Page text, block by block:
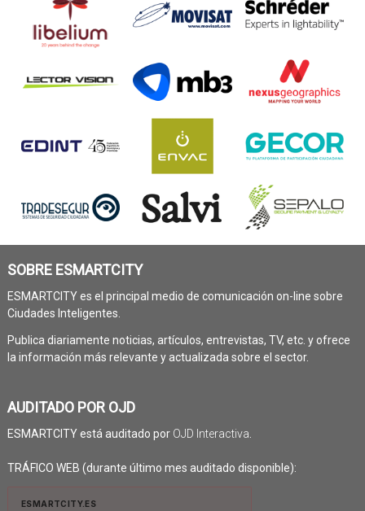
SOBRE ESMARTCITY
ESMARTCITY es el principal medio de comunicación on-line sobre
Ciudades Inteligentes.
Publica diariamente noticias, artículos, entrevistas, TV, etc. y ofrece
la información más relevante y actualizada sobre el sector.
AUDITADO POR OJD
ESMARTCITY está auditado por OJD Interactiva.
TRÁFICO WEB (durante último mes auditado disponible):